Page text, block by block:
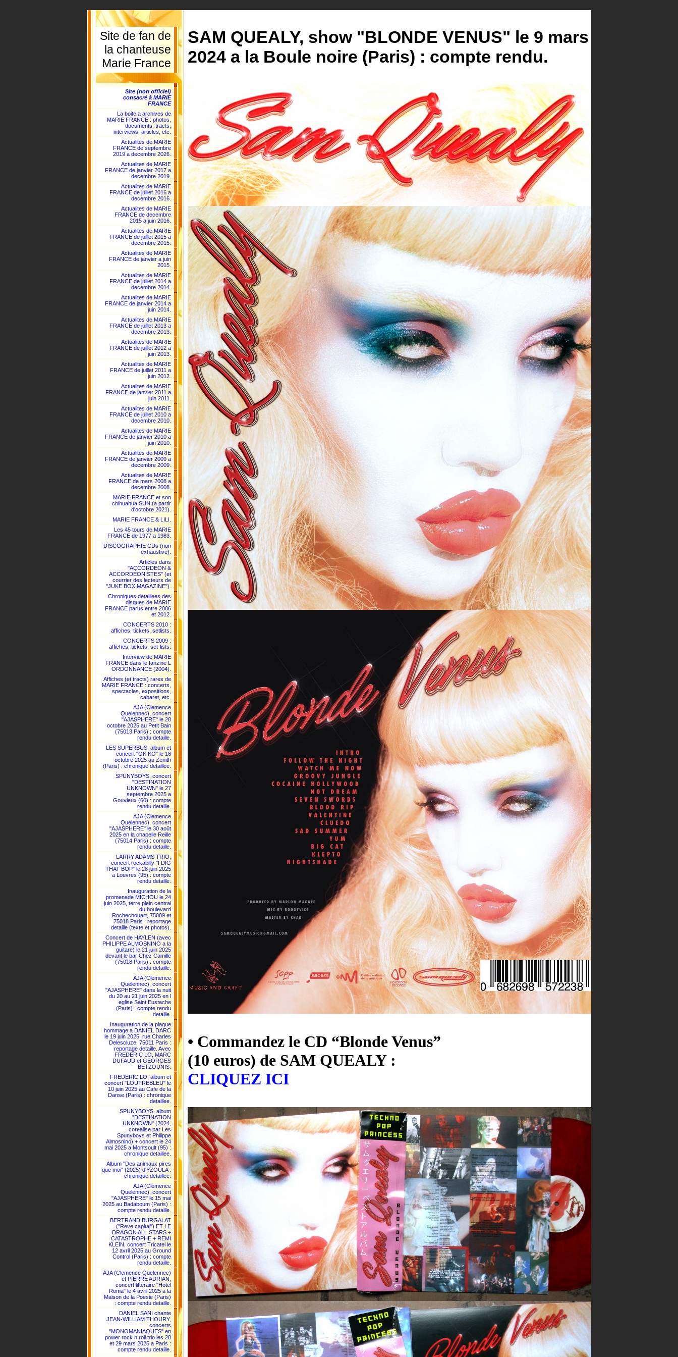
Site de fan de
la chanteuse
Marie France
Site (non officiel)
consacré à MARIE
FRANCE
La boite a archives de
MARIE FRANCE : photos,
documents, tracts,
interviews, articles, etc.
Actualites de MARIE
FRANCE de septembre
2019 a decembre 2026.
Actualites de MARIE
FRANCE de janvier 2017 a
decembre 2019.
Actualites de MARIE
FRANCE de juillet 2016 a
decembre 2016.
Actualites de MARIE
FRANCE de decembre
2015 a juin 2016.
Actualites de MARIE
FRANCE de juillet 2015 a
decembre 2015.
Actualites de MARIE
FRANCE de janvier a juin
2015.
Actualites de MARIE
FRANCE de juillet 2014 a
decembre 2014.
Actualites de MARIE
FRANCE de janvier 2014 a
juin 2014.
Actualites de MARIE
FRANCE de juillet 2013 a
decembre 2013.
Actualites de MARIE
FRANCE de juillet 2012 a
juin 2013.
Actualites de MARIE
FRANCE de juillet 2011 a
juin 2012.
Actualites de MARIE
FRANCE de janvier 2011 a
juin 2011.
Actualites de MARIE
FRANCE de juillet 2010 a
decembre 2010.
Actualites de MARIE
FRANCE de janvier 2010 a
juin 2010.
Actualites de MARIE
FRANCE de janvier 2009 a
decembre 2009.
Actualites de MARIE
FRANCE de mars 2008 a
decembre 2008.
MARIE FRANCE et son
chihuahua SUN (a partir
d'octobre 2021).
MARIE FRANCE & LILI.
Les 45 tours de MARIE
FRANCE de 1977 a 1983.
DISCOGRAPHIE CDs (non
exhaustive).
Articles dans
"ACCORDEON &
ACCORDÉONISTES" (et
courrier des lecteurs de
"JUKE BOX MAGAZINE").
Chroniques detaillees des
disques de MARIE
FRANCE parus entre 2006
et 2012.
CONCERTS 2010 :
affiches, tickets, setlists.
CONCERTS 2009 :
affiches, tickets, set-lists.
Interview de MARIE
FRANCE dans le fanzine L
ORDONNANCE (2004).
Affiches (et tracts) rares de
MARIE FRANCE : concerts,
spectacles, expositions,
cabaret, etc.
AJA (Clemence
Quelennec), concert
"AJASPHERE" le 28
octobre 2025 au Petit Bain
(75013 Paris) : compte
rendu detaille.
LES SUPERBUS, album et
concert "OK KO" le 16
octobre 2025 au Zenith
(Paris) : chronique detaillee.
SPUNYBOYS, concert
"DESTINATION
UNKNOWN" le 27
septembre 2025 a
Gouvieux (60) : compte
rendu detaille.
AJA (Clemence
Quelennec), concert
"AJASPHERE" le 30 août
2025 en la chapelle Reille
(75014 Paris) : compte
rendu detaille.
LARRY ADAMS TRIO,
concert rockabilly "I DIG
THAT BOP" le 28 juin 2025
a Louvres (95) : compte
rendu detaille.
Inauguration de la
promenade MICHOU le 24
juin 2025, terre plein central
du boulevard
Rochechouart, 75009 et
75018 Paris : reportage
detaille (texte et photos).
Concert de HAYLEN (avec
PHILIPPE ALMOSNINO a la
guitare) le 21 juin 2025
devant le bar Chez Camille
(75018 Paris) : compte
rendu detaille.
AJA (Clemence
Quelennec), concert
"AJASPHERE" dans la nuit
du 20 au 21 juin 2025 en l
eglise Saint Eustache
(Paris) : compte rendu
detaille.
Inauguration de la plaque
hommage a DANIEL DARC
le 19 juin 2025, rue Charles
Delescluze, 75011 Paris :
reportage detaille. Avec
FREDERIC LO, MARC
DUFAUD et GEORGES
BETZOUNIS.
FREDERIC LO, album et
concert "LOUTREBLEU" le
10 juin 2025 au Cafe de la
Danse (Paris) : chronique
detaillee.
SPUNYBOYS, album
"DESTINATION
UNKNOWN" (2024,
corealise par Les
Spunyboys et Philippe
Almosnino) + concert le 24
mai 2025 a Montsoult (95) :
chronique detaillee.
Album "Des animaux pires
que moi" (2025) d'YZOULA :
chronique detaillee.
AJA (Clemence
Quelennec), concert
"AJASPHERE" le 15 mai
2025 au Badaboum (Paris) :
compte rendu detaille.
BERTRAND BURGALAT
("Reve capital") ET LE
DRAGON ALL STARS +
CATASTROPHE + REMI
KLEIN, concert Tricatel le
12 avril 2025 au Ground
Control (Paris) : compte
rendu detaille.
AJA (Clemence Quelennec)
et PIERRE ADRIAN,
concert litteraire "Hotel
Roma" le 4 avril 2025 a la
Maison de la Poesie (Paris)
: compte rendu detaille.
DANIEL SANI chante
JEAN-WILLIAM THOURY,
concerts
"MONOMANIAQUES" en
power rock n roll trio les 28
et 29 mars 2025 a Paris :
compte rendu detaille.
SAM QUEALY, show "BLONDE VENUS" le 9 mars
2024 a la Boule noire (Paris) : compte rendu.
• Commandez le CD “Blonde Venus”
(10 euros) de SAM QUEALY :
CLIQUEZ ICI